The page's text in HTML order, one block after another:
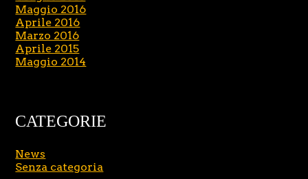
Maggio 2016
Aprile 2016
Marzo 2016
Aprile 2015
Maggio 2014
CATEGORIE
News
Senza categoria